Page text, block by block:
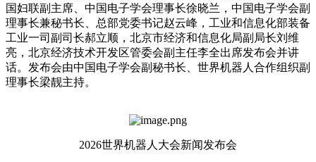
国妇联副主席、中国电子学会理事长徐晓兰，中国电子学会副
理事长兼秘书长、总部党委书记赵云峰，工业和信息化部装备
工业一司副司长郝立顺，北京市经济和信息化局副局长刘维
亮，北京经济技术开发区管委会副主任李全出席发布会并讲
话。发布会由中国电子学会副秘书长、世界机器人合作组织副
理事长梁靓主持。
2026世界机器人大会新闻发布会